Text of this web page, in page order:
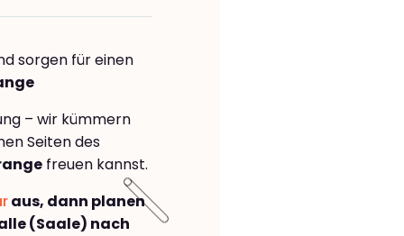
sorgen für einen
– wir kümmern
Seiten des
freuen kannst.
aus, dann planen
(Saale) nach